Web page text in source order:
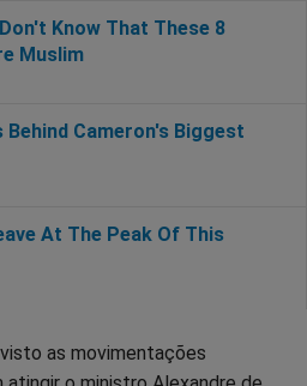
as movimentações